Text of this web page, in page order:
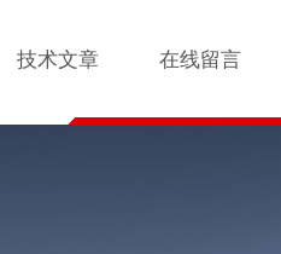
技术文章 在线留言